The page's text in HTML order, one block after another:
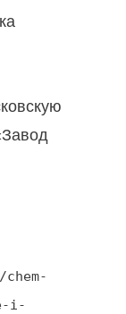
i-